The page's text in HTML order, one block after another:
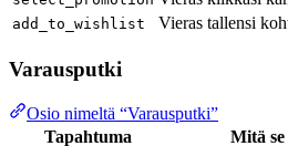
add_to_wishlist Vieras tallensi
Varausputki
Osio nimeltä “Varausputki”
Tapahtuma
Mitä